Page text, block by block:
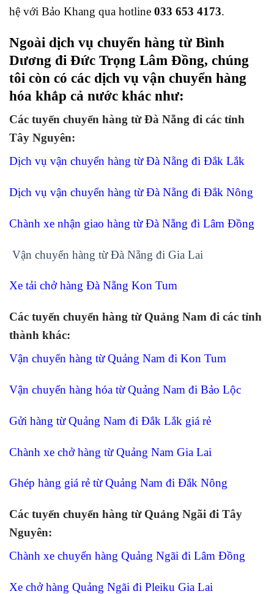
hệ với Bảo Khang qua hotline 033 653 4173.
Ngoài dịch vụ chuyển hàng từ Bình
Dương đi Đức Trọng Lâm Đồng, chúng
tôi còn có các dịch vụ vận chuyển hàng
hóa khắp cả nước khác như:
Các tuyến chuyển hàng từ Đà Nẵng đi các tỉnh
Tây Nguyên:
Dịch vụ vận chuyển hàng từ Đà Nẵng đi Đắk Lắk
Dịch vụ vận chuyển hàng từ Đà Nẵng đi Đắk Nông
Chành xe nhận giao hàng từ Đà Nẵng đi Lâm Đồng
Vận chuyển hàng từ Đà Nẵng đi Gia Lai
Xe tải chở hàng Đà Nẵng Kon Tum
Các tuyến chuyển hàng từ Quảng Nam đi các tỉnh
thành khác:
Vận chuyển hàng từ Quảng Nam đi Kon Tum
Vận chuyển hàng hóa từ Quảng Nam đi Bảo Lộc
Gửi hàng từ Quảng Nam đi Đắk Lắk giá rẻ
Chành xe chở hàng từ Quảng Nam Gia Lai
Ghép hàng giá rẻ từ Quảng Nam đi Đắk Nông
Các tuyến chuyển hàng từ Quảng Ngãi đi Tây
Nguyên:
Chành xe chuyển hàng Quảng Ngãi đi Lâm Đồng
Xe chở hàng Quảng Ngãi đi Pleiku Gia Lai